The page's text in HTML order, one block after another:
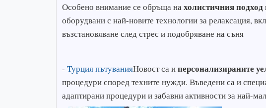
Особено внимание се обръща нахолистичния подход
оборудвани с най-новите технологии за релаксация,
възстановяване след стрес и подобряване на съня
- Турция пътуванияНовост са иперсонализираните
процедури според техните нужди. Въведени са и
адаптирани процедури и забавни активности за най-